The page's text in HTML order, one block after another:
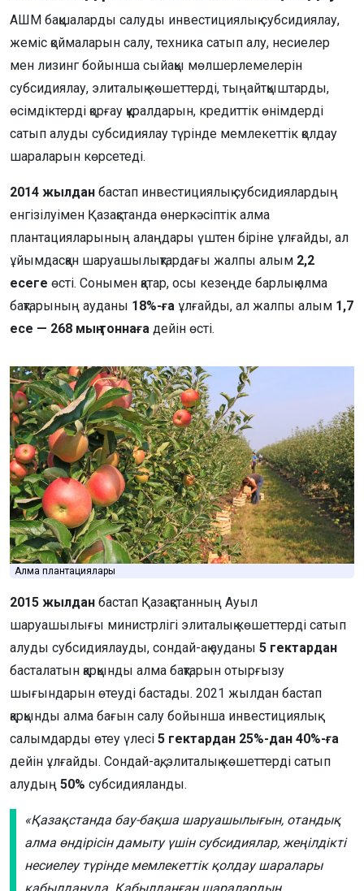
АШМ бақшаларды салуды инвестициялық субсидиялау,
жеміс қоймаларын салу, техника сатып алу, несиелер
мен лизинг бойынша сыйақы мөлшерлемелерін
субсидиялау, элиталық көшеттерді, тыңайтқыштарды,
өсімдіктерді қорғау құралдарын, кредиттік өнімдерді
сатып алуды субсидиялау түрінде мемлекеттік қолдау
шараларын көрсетеді.
2014 жылдан бастап инвестициялық субсидиялардың
енгізілуімен Қазақстанда өнеркәсіптік алма
плантацияларының алаңдары үштен біріне ұлғайды, ал
ұйымдасқан шаруашылықтардағы жалпы алым 2,2
есеге өсті. Сонымен қатар, осы кезеңде барлық алма
бақтарының ауданы 18%-ға ұлғайды, ал жалпы алым 1,7
есе — 268 мың тоннаға дейін өсті.
Алма плантациялары
2015 жылдан бастап Қазақстанның Ауыл
шаруашылығы министрлігі элиталық көшеттерді сатып
алуды субсидиялауды, сондай-ақ ауданы 5 гектардан
басталатын қарқынды алма бақтарын отырғызу
шығындарын өтеуді бастады. 2021 жылдан бастап
қарқынды алма бағын салу бойынша инвестициялық
салымдарды өтеу үлесі 5 гектардан 25%-дан 40%-ға
дейін ұлғайды. Сондай-ақ, элиталық көшеттерді сатып
алудың 50% субсидияланды.
«Қазақстанда бау-бақша шаруашылығын, отандық
алма өндірісін дамыту үшін субсидиялар, жеңілдікті
несиелеу түрінде мемлекеттік қолдау шаралары